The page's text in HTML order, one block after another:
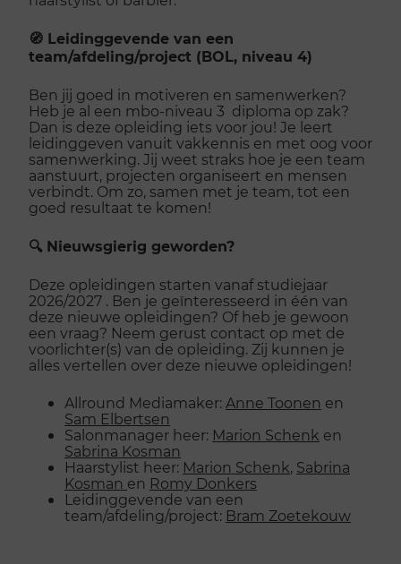
🧭 Leidinggevende van een
team/afdeling/project (BOL, niveau 4)
Ben jij goed in motiveren en samenwerken?
Heb je al een mbo-niveau 3 diploma op zak?
Dan is deze opleiding iets voor jou! Je leert
leidinggeven vanuit vakkennis en met oog voor
samenwerking. Jij weet straks hoe je een team
aanstuurt, projecten organiseert en mensen
verbindt. Om zo, samen met je team, tot een
goed resultaat te komen!
🔍 Nieuwsgierig geworden?
Deze opleidingen starten vanaf studiejaar
2026/2027 . Ben je geïnteresseerd in één van
deze nieuwe opleidingen? Of heb je gewoon
een vraag? Neem gerust contact op met de
voorlichter(s) van de opleiding. Zij kunnen je
alles vertellen over deze nieuwe opleidingen!
Allround Mediamaker: Anne Toonen en
Sam Elbertsen
Salonmanager heer: Marion Schenk en
Sabrina Kosman
Haarstylist heer: Marion Schenk, Sabrina
Kosman en Romy Donkers
Leidinggevende van een
team/afdeling/project: Bram Zoetekouw